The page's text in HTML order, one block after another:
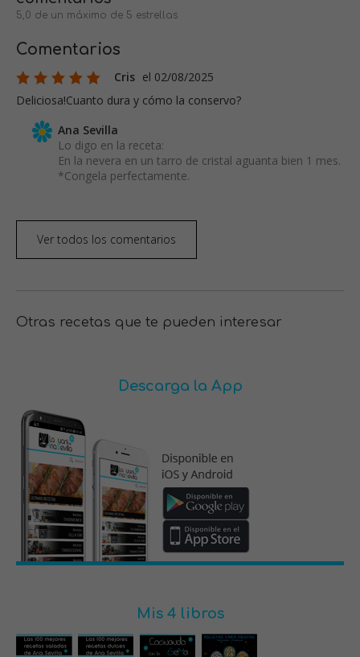
5,0 de un máximo de 5 estrellas
Comentarios
Cris el 02/08/2025
Deliciosa!Cuanto dura y cómo la conservo?
Ana Sevilla
Lo digo en la receta:
En la nevera en un tarro de cristal aguanta bien 1 mes.
*Congela perfectamente.
Ver todos los comentarios
Otras recetas que te pueden interesar
Descarga la App
Mis 4 libros